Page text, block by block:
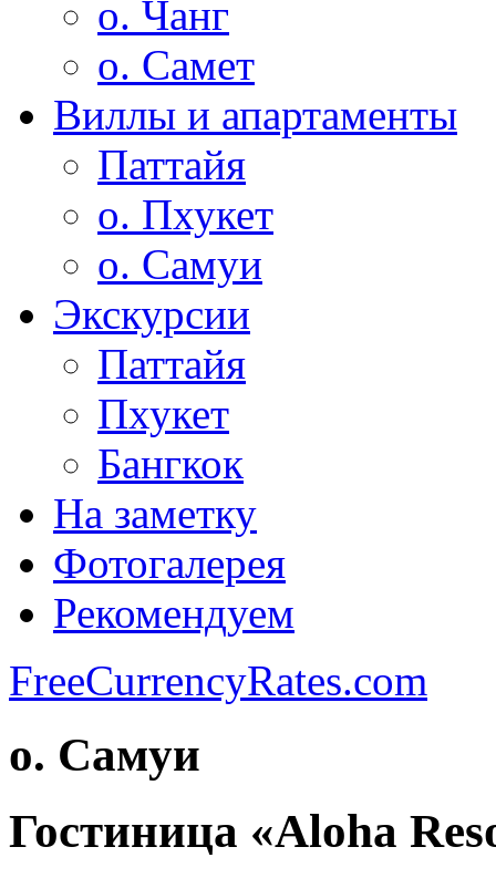
о. Чанг
о. Самет
Виллы и апартаменты
Паттайя
о. Пхукет
о. Самуи
Экскурсии
Паттайя
Пхукет
Бангкок
На заметку
Фотогалерея
Рекомендуем
FreeCurrencyRates.com
о. Самуи
Гостиница «Aloha